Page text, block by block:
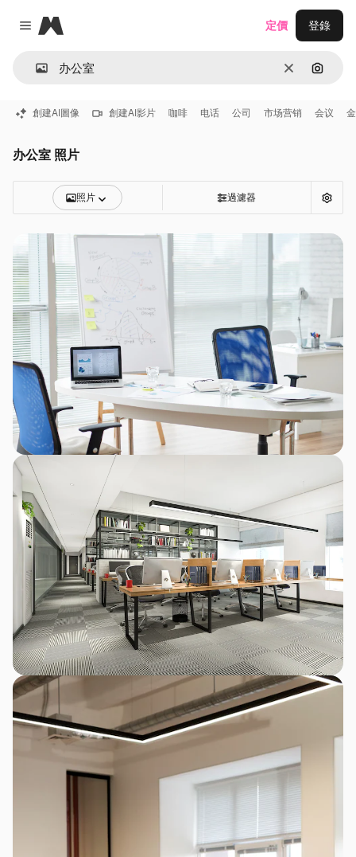
Close menu
Magnific
清除 通過圖
定價 登錄
創建AI圖像 創建AI影片 咖啡 电话 公司 市场营销 会议
办公室 照片
照片 過濾器